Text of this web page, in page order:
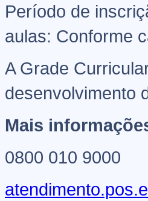
Período de
aulas: Conforme
A Grade
desenvolvimento
Mais
0800 010 9000